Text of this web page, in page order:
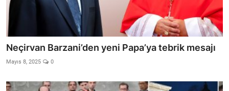
Neçirvan Barzani’den yeni Papa’ya tebrik mesajı
Mayıs 8, 2025 0